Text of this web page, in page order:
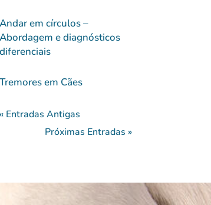
Andar em círculos –
Abordagem e diagnósticos
diferenciais
Tremores em Cães
« Entradas Antigas
Próximas Entradas »